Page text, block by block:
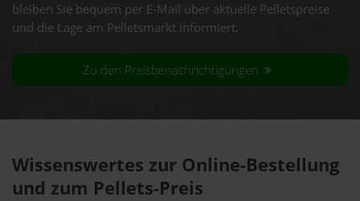
bleiben Sie bequem per E-Mail über aktuelle Pelletspreise
und die Lage am Pelletsmarkt informiert.
Zu den Preisbenachrichtigungen
Wissenswertes zur Online-Bestellung
und zum Pellets-Preis